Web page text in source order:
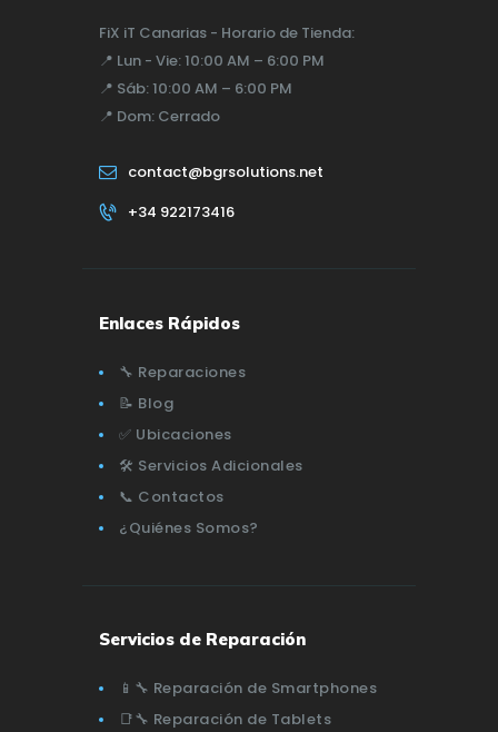
FiX iT Canarias - Horario de Tienda:
📍 Lun - Vie: 10:00 AM – 6:00 PM
📍 Sáb: 10:00 AM – 6:00 PM
📍 Dom: Cerrado
contact@bgrsolutions.net
+34 922173416
Enlaces Rápidos
🔧 Reparaciones
📝 Blog
✅ Ubicaciones
🛠️ Servicios Adicionales
📞 Contactos
¿Quiénes Somos?
Servicios de Reparación
📱🔧 Reparación de Smartphones
📑🔧 Reparación de Tablets